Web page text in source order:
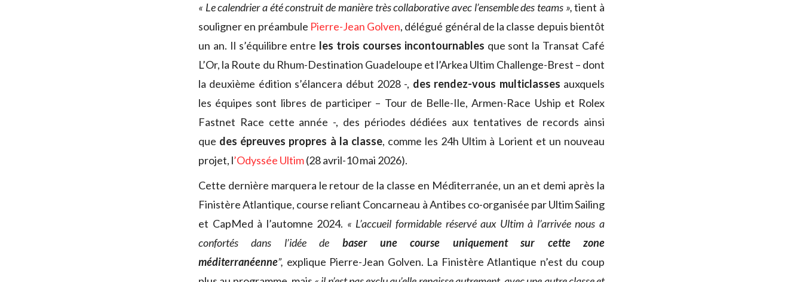
« Le calendrier a été construit de manière très collaborative avec l’ensemble des teams »,tient à
souligner en préambule Pierre-Jean Golven, délégué général de la classe depuis bientôt
un an. Il s’équilibre entre les trois courses incontournables que sont la Transat Café
L’Or, la Route du Rhum-Destination Guadeloupe et l’Arkea Ultim Challenge-Brest – dont
la deuxième édition s’élancera début 2028 -, des rendez-vous multiclasses auxquels
les équipes sont libres de participer – Tour de Belle-Ile, Armen-Race Uship et Rolex
Fastnet Race cette année -, des périodes dédiées aux tentatives de records ainsi
que des épreuves propres à la classe, comme les 24h Ultim à Lorient et un nouveau
projet, l’Odyssée Ultim(28 avril-10 mai 2026).
Cette dernière marquera le retour de la classe en Méditerranée, un an et demi après la
Finistère Atlantique, course reliant Concarneau à Antibes co-organisée par Ultim Sailing
et CapMed à l’automne 2024. « L’accueil formidable réservé aux Ultim à l’arrivée nous a
confortés dans l’idée de baser une course uniquement sur cette zone
méditerranéenne”, explique Pierre-Jean Golven. La Finistère Atlantique n’est du coup